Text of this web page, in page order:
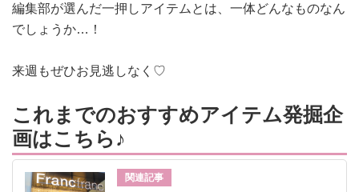
編集部が選んだ一押しアイテムとは、一体どんなものなん
でしょうか…！
来週もぜひお見逃しなく♡
これまでのおすすめアイテム発掘企
画はこちら♪
関連記事